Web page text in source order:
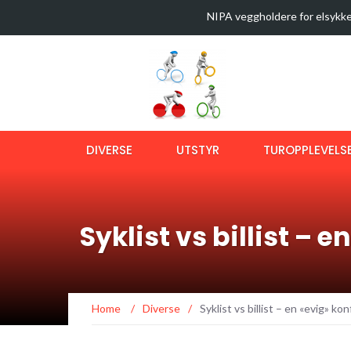
Latest News
NIPA veggholdere for
Sykkeltur i Østmarka (video)
Ny bok om langtursykling
OptiShokz Revvez solbriller
DIVERSE UTSTYR
Syklist vs billist –
Home / Diverse / Syklist vs billist – en «evig»